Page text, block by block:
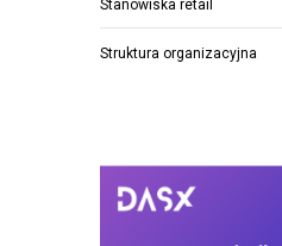
Stanowiska retail
Struktura organizacyjna